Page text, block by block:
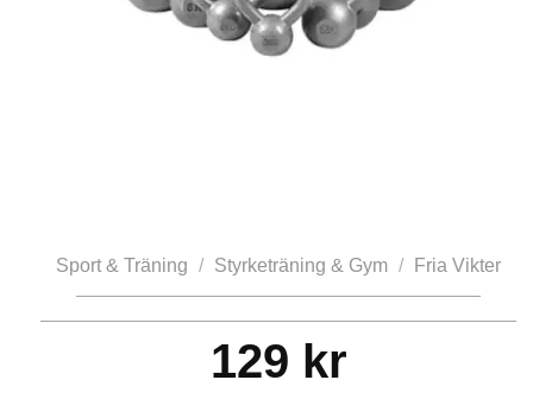
Sport & Träning / Styrketräning & Gym / Fria Vikter
129 kr